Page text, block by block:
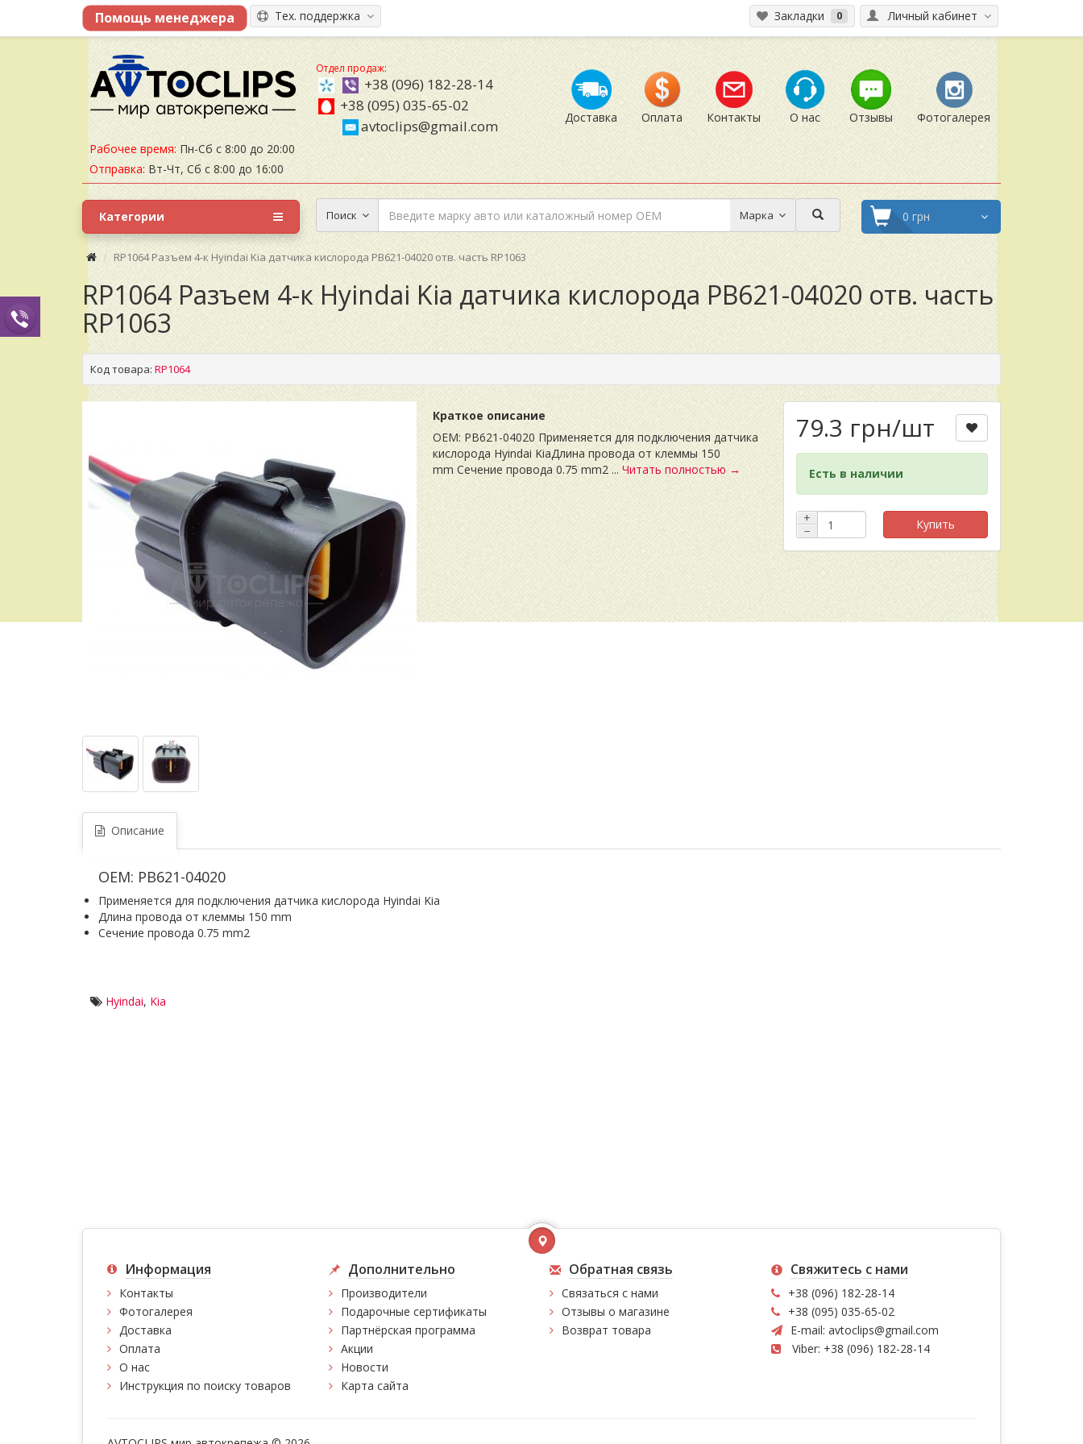
Личный кабинет
Тех. поддержка Закладки 0
Рабочее время: Пн-Сб с 8:00 до 20:00
Отправка: Вт-Чт, Сб с 8:00 до 16:00
Отдел продаж:
+38 (096) 182-28-14
+38 (095) 035-65-02
avtoclips@gmail.com
Доставка Оплата Контакты О нас Отзывы Фотогалерея
Поиск Марка 0 грн
Категории
RP1064 Разъем 4-к Hyindai Kia датчика кислорода PB621-04020 отв. часть RP1063
RP1064 Разъем 4-к Hyindai Kia датчика кислорода PB621-04020 отв. часть
RP1063
Код товара: RP1064
Краткое описание
OEM: PB621-04020 Применяется для подключения датчика
кислорода Hyindai KiaДлина провода от клеммы 150
mm Сечение провода 0.75 mm2 ... Читать полностью →
79.3 грн/шт
Есть в наличии
+
−
Купить
Описание
OEM: PB621-04020
Применяется для подключения датчика кислорода Hyindai Kia
Длина провода от клеммы 150 mm
Сечение провода 0.75 mm2
Hyindai, Kia
Информация
Контакты
Фотогалерея
Доставка
Оплата
О нас
Инструкция по поиску товаров
Дополнительно
Производители
Подарочные сертификаты
Партнёрская программа
Акции
Новости
Карта сайта
Обратная связь
Связаться с нами
Отзывы о магазине
Возврат товара
Свяжитесь с нами
+38 (096) 182-28-14
+38 (095) 035-65-02
E-mail: avtoclips@gmail.com
Viber: +38 (096) 182-28-14